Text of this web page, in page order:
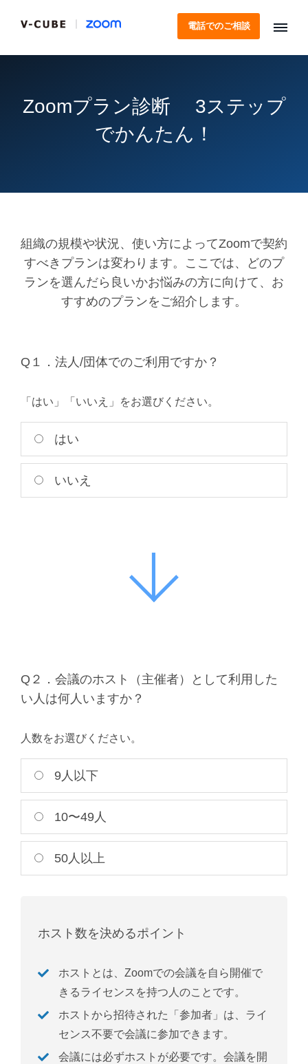
電話でのご相談
Zoomプラン診断 3ステップ
でかんたん！
組織の規模や状況、使い方によってZoomで契約
すべきプランは変わります。 ここでは、どのプ
ランを選んだら良いかお悩みの方に向けて、お
すすめのプランをご紹介します。
Q１．法人/団体でのご利用ですか？
「はい」「いいえ」をお選びください。
はい
いいえ
Q２．会議のホスト（主催者）として利用した
い人は何人いますか？
人数をお選びください。
9人以下
10〜49人
50人以上
ホスト数を決めるポイント
ホストとは、Zoomでの会議を自ら開催で
きるライセンスを持つ人のことです。
ホストから招待された「参加者」は、ライ
センス不要で会議に参加できます。
会議には必ずホストが必要です。会議を開